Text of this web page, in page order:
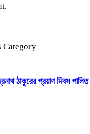
Category
ঠাকুরের প্রয়াণ দিবস